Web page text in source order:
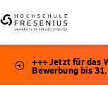
+++ Jetzt für das
Bewerbung bis